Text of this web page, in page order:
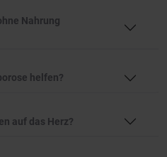
Nahrung
helfen?
auf das Herz?